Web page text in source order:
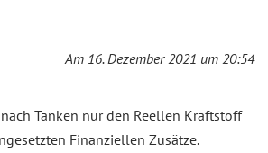
Am 16. Dezember 2021 um 20:54
Tanken nur den Reellen Kraftstoff
Finanziellen Zusätze.